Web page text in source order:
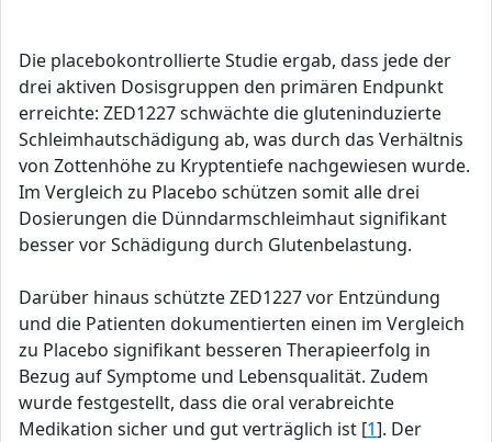
Die placebokontrollierte Studie ergab, dass jede der
drei aktiven Dosisgruppen den primären Endpunkt
erreichte: ZED1227 schwächte die gluteninduzierte
Schleimhautschädigung ab, was durch das Verhältnis
von Zottenhöhe zu Kryptentiefe nachgewiesen wurde.
Im Vergleich zu Placebo schützen somit alle drei
Dosierungen die Dünndarmschleimhaut signifikant
besser vor Schädigung durch Glutenbelastung.
Darüber hinaus schützte ZED1227 vor Entzündung
und die Patienten dokumentierten einen im Vergleich
zu Placebo signifikant besseren Therapieerfolg in
Bezug auf Symptome und Lebensqualität. Zudem
wurde festgestellt, dass die oral verabreichte
Medikation sicher und gut verträglich ist [1]. Der